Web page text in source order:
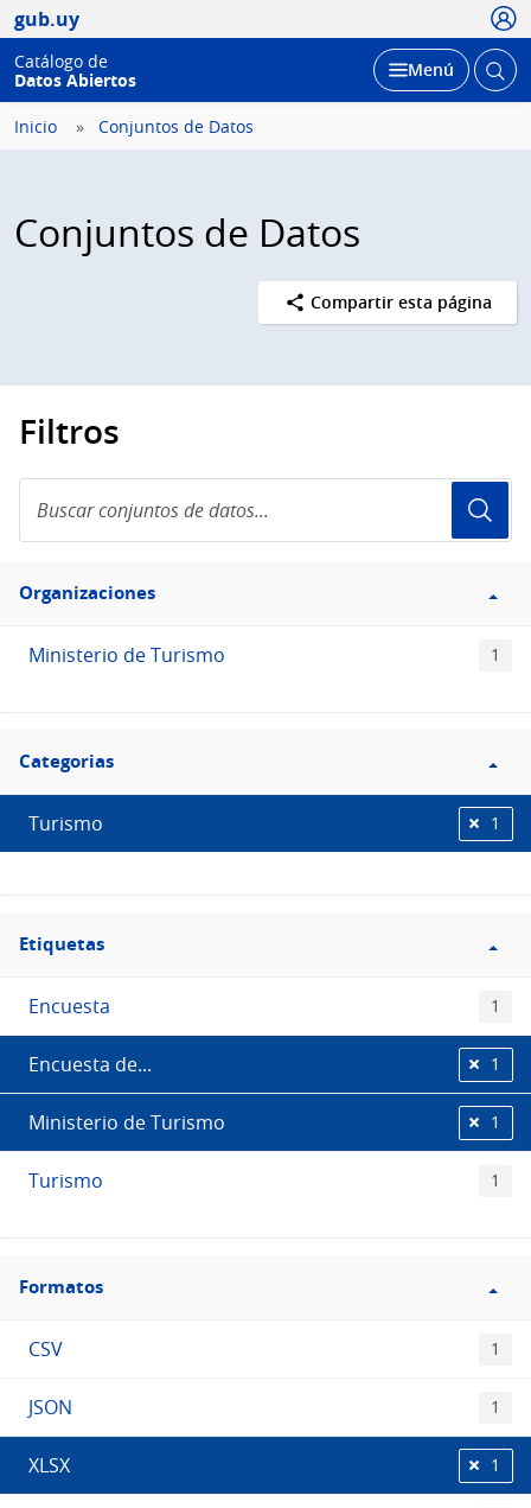
gub.uy
Catálogo de
Datos Abiertos
Desplegar
Menú Abrir
Inicio Conjuntos de Datos
Conjuntos de Datos
Compartir esta página
Filtros
conjuntos
de
Filtro
Organizaciones
Organizaciones
Ministerio de Turismo 1
Filtro
Categorias
Categorias
Turismo 1
Filtro
Etiquetas
Etiquetas
Encuesta 1
Encuesta de... 1
Ministerio de Turismo 1
Turismo 1
Filtro
Formatos
Formatos
CSV 1
JSON 1
XLSX 1